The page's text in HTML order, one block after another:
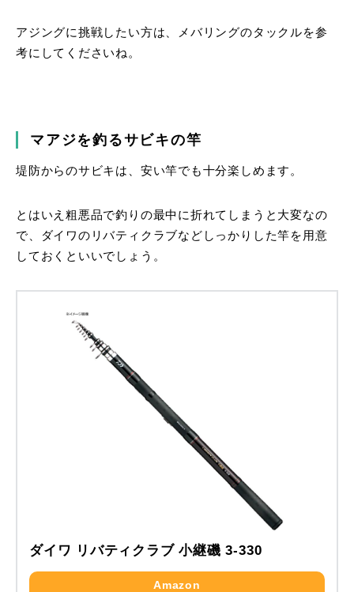
アジングに挑戦したい方は、メバリングのタックルを参
考にしてくださいね。
マアジを釣るサビキの竿
堤防からのサビキは、安い竿でも十分楽しめます。
とはいえ粗悪品で釣りの最中に折れてしまうと大変なの
で、ダイワのリバティクラブなどしっかりした竿を用意
しておくといいでしょう。
ダイワ リバティクラブ 小継磯 3-330
Amazon